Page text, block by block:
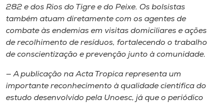
282 e dos Rios do Tigre e do Peixe. Os bolsistas
também atuam diretamente com os agentes de
combate às endemias em visitas domiciliares e ações
de recolhimento de resíduos, fortalecendo o trabalho
de conscientização e prevenção junto à comunidade.
— A publicação na Acta Tropica representa um
importante reconhecimento à qualidade científica do
estudo desenvolvido pela Unoesc, já que o periódico